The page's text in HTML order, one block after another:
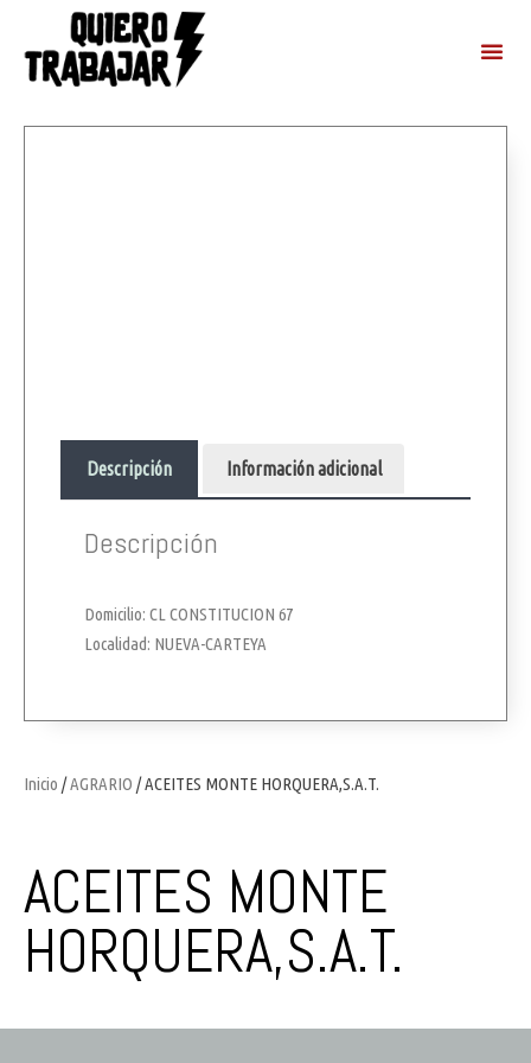
Inicio /AGRARIO / ACEITES MONTE HORQUERA,S.A.T.
ACEITES MONTE
HORQUERA,S.A.T.
Descripción Información adicional
Descripción
Domicilio: CL CONSTITUCION 67
Localidad: NUEVA-CARTEYA